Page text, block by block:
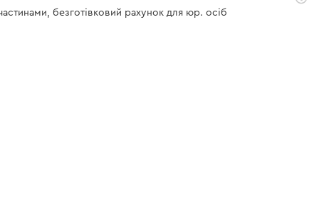
безготівковий рахунок для юр. осіб